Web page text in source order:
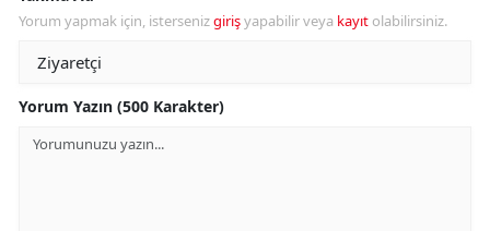
Yorum yapmak için, istersenizgirişyapabilir veya kayıt olabilirsiniz.
Yorum Yazın (500 Karakter)